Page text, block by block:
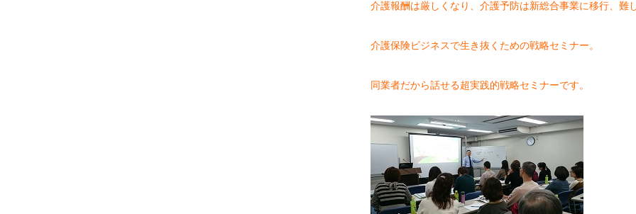
介護報酬は厳しくなり、介護予防は新総合事業に移行、難
介護保険ビジネスで生き抜くための戦略セミナー。
同業者だから話せる超実践的戦略セミナーです。